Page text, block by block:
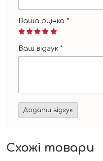
Ваша оцінка *
Ваш відгук *
Схожі товари